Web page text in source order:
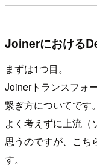
Joinerにおける
まずは1つ目。
Joinerトランスフォ
繋ぎ方についてです。
よく考えずに上流（
思うのですが、こち
す。